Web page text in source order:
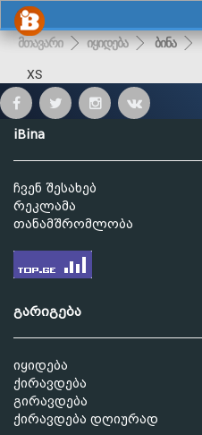
მთავარი იყიდება ბინა
XS
iBina
ჩვენ შესახებ
რეკლამა
თანამშრომლობა
გარიგება
იყიდება
ქირავდება
გირავდება
ქირავდება დღიურად